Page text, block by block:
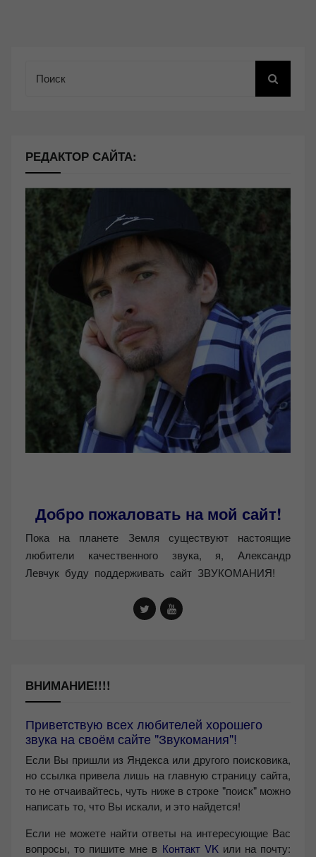
РЕДАКТОР САЙТА:
Добро пожаловать на мой сайт!
Пока на планете Земля существуют настоящие
любители качественного звука, я, Александр
Левчук буду поддерживать сайт ЗВУКОМАНИЯ!
ВНИМАНИЕ!!!!
Приветствую всех любителей хорошего
звука на своём сайте "Звукомания"!
Если Вы пришли из Яндекса или другого поисковика,
но ссылка привела лишь на главную страницу сайта,
то не отчаивайтесь, чуть ниже в строке "поиск" можно
написать то, что Вы искали, и это найдется!
Если не можете найти ответы на интересующие Вас
вопросы, то пишите мне в Контакт VKили на почту: